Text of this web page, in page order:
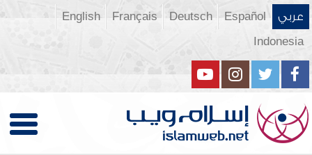
عربي Español
Deutsch
Français
English
Indonesia